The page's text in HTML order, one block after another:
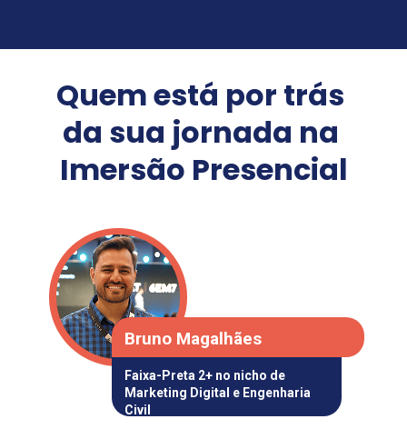
Quem está por trás
da sua jornada na
Imersão Presencial
Bruno Magalhães
Faixa-Preta 2+
no nicho de
Marketing Digital e Engenharia
Civil